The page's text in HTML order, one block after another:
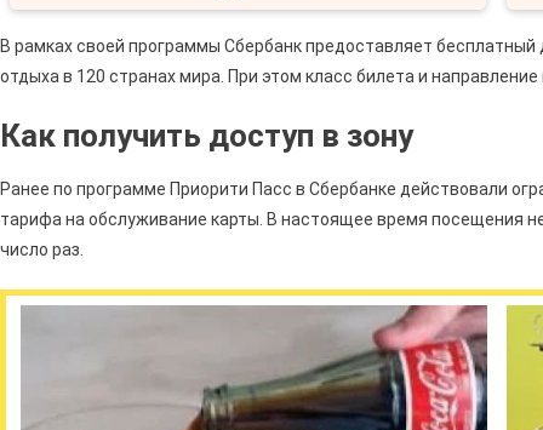
В рамках своей программы Сбербанк предоставляет
отдыха в 120 странах мира. При этом класс билета и
Как получить доступ в зону
Ранее по программе Приорити Пасс в Сбербанке действовали
тарифа на обслуживание карты. В настоящее время посещения
число раз.